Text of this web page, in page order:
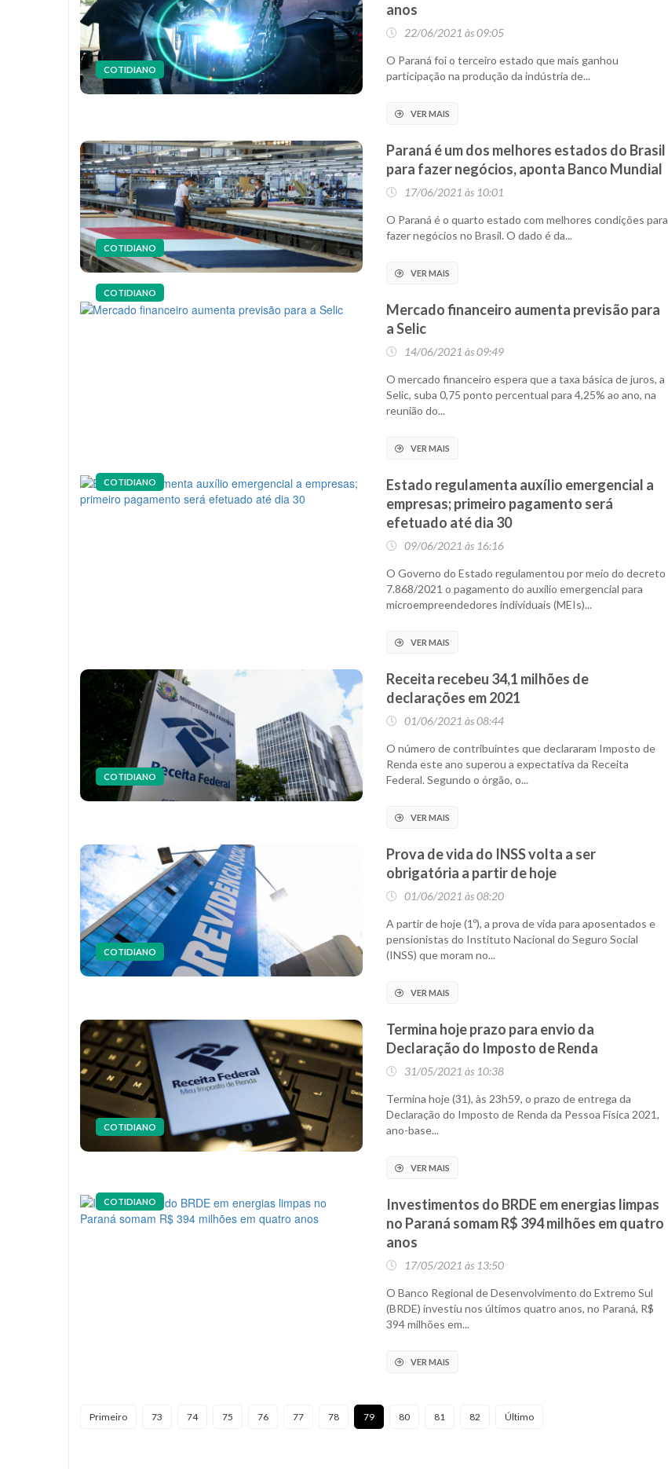
COTIDIANO
anos
22/06/2021 às 09:05
O Paraná foi o terceiro estado que mais ganhou
participação na produção da indústria de...
VER MAIS
COTIDIANO
Paraná é um dos melhores estados do Brasil
para fazer negócios, aponta Banco Mundial
17/06/2021 às 10:01
O Paraná é o quarto estado com melhores condições para
fazer negócios no Brasil. O dado é da...
VER MAIS
COTIDIANO
Mercado financeiro aumenta previsão para
a Selic
14/06/2021 às 09:49
O mercado financeiro espera que a taxa básica de juros, a
Selic, suba 0,75 ponto percentual para 4,25% ao ano, na
reunião do...
VER MAIS
COTIDIANO
Estado regulamenta auxílio emergencial a
empresas; primeiro pagamento será
efetuado até dia 30
09/06/2021 às 16:16
O Governo do Estado regulamentou por meio do decreto
7.868/2021 o pagamento do auxílio emergencial para
microempreendedores individuais (MEIs)...
VER MAIS
COTIDIANO
Receita recebeu 34,1 milhões de
declarações em 2021
01/06/2021 às 08:44
O número de contribuintes que declararam Imposto de
Renda este ano superou a expectativa da Receita
Federal. Segundo o órgão, o...
VER MAIS
COTIDIANO
Prova de vida do INSS volta a ser
obrigatória a partir de hoje
01/06/2021 às 08:20
A partir de hoje (1º), a prova de vida para aposentados e
pensionistas do Instituto Nacional do Seguro Social
(INSS) que moram no...
VER MAIS
COTIDIANO
Termina hoje prazo para envio da
Declaração do Imposto de Renda
31/05/2021 às 10:38
Termina hoje (31), às 23h59, o prazo de entrega da
Declaração do Imposto de Renda da Pessoa Física 2021,
ano-base...
VER MAIS
COTIDIANO
Investimentos do BRDE em energias limpas
no Paraná somam R$ 394 milhões em quatro
anos
17/05/2021 às 13:50
O Banco Regional de Desenvolvimento do Extremo Sul
(BRDE) investiu nos últimos quatro anos, no Paraná, R$
394 milhões em...
VER MAIS
Primeiro 73 74 75 76 77 78 79 80 81 82 Último